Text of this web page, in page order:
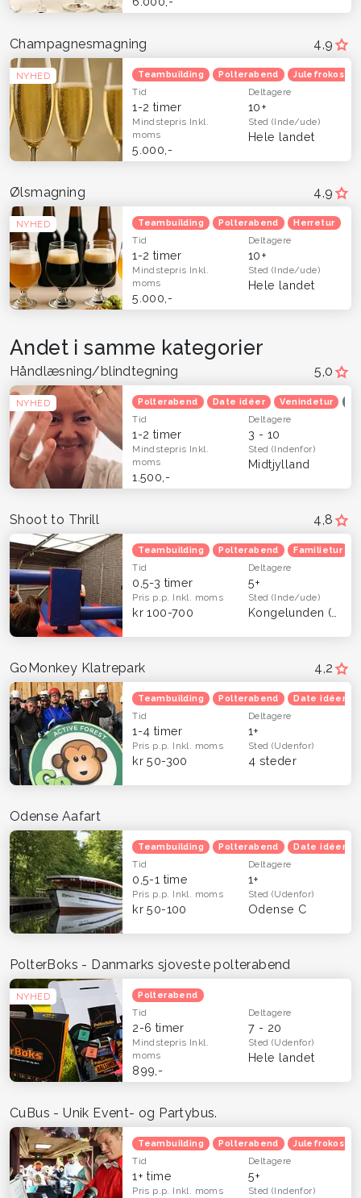
4,9
NYHED
Champagnesmagning
Teambuilding Polterabend Julefrokost
Tid
1-2 timer
Deltagere
10+
Mindstepris Inkl.
moms
5.000,-
Sted(Inde/ude)
Hele landet
4,9
NYHED
Ølsmagning
Teambuilding Polterabend Herretur
Tid
1-2 timer
Deltagere
10+
Mindstepris Inkl.
moms
5.000,-
Sted(Inde/ude)
Hele landet
Andet i samme kategorier
5,0
NYHED
Håndlæsning/blindtegning
Polterabend Date idéer Venindetur
Tid
1-2 timer
Deltagere
3 - 10
Mindstepris Inkl.
moms
1.500,-
Sted(Indenfor)
Midtjylland
4,8
Shoot to Thrill
Teambuilding Polterabend Familietur
Tid
0,5-3 timer
Deltagere
5+
Pris p.p. Inkl. moms
kr 100-700
Sted(Inde/ude)
4,2
GoMonkey Klatrepark
Teambuilding Polterabend Date idéer
Tid
1-4 timer
Deltagere
1+
Pris p.p. Inkl. moms
kr 50-300
Sted(Udenfor)
4 steder
Odense Aafart
Teambuilding Polterabend Date idéer
Tid
0,5-1 time
Deltagere
1+
Pris p.p. Inkl. moms
kr 50-100
Sted(Udenfor)
Odense C
NYHED
PolterBoks - Danmarks sjoveste polterabend
Polterabend
Tid
2-6 timer
Deltagere
7 - 20
Mindstepris Inkl.
moms
899,-
Sted(Udenfor)
Hele landet
CuBus - Unik Event- og Partybus.
Teambuilding Polterabend Julefrokost
Tid
1+ time
Deltagere
5+
Pris p.p. Inkl. moms Sted(Indenfor)